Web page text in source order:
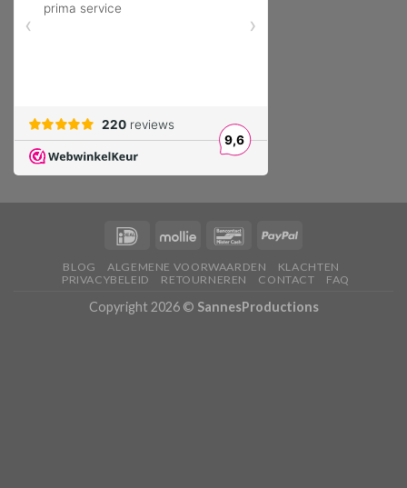
BLOG ALGEMENE VOORWAARDEN
KLACHTEN
PRIVACYBELEID
RETOURNEREN CONTACT FAQ
Copyright 2026 © SannesProductions